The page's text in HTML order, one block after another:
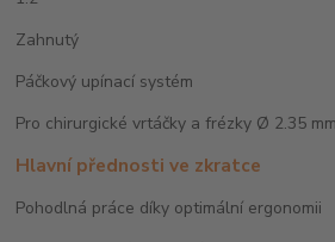
Zahnutý
Páčkový upínací systém
Pro chirurgické vrtáčky a frézky Ø 2.35 mm
Hlavní přednosti ve zkratce
Pohodlná práce díky optimální ergonomii